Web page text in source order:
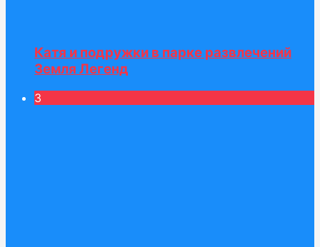
Катя и подружки в парке развлечений
Земля Легенд
3